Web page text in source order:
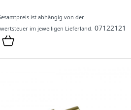
ist abhängig von der
im jeweiligen Lieferland. 07122121